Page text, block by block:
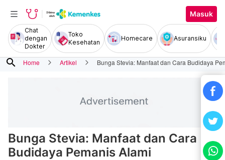
Masuk
Chat
dengan
Dokter
Toko
Kesehatan
Homecare Asuransiku
search Home Artikel Bunga Stevia: Manfaat dan Cara Budidaya
Bunga Stevia: Manfaat dan Cara
Budidaya Pemanis Alami